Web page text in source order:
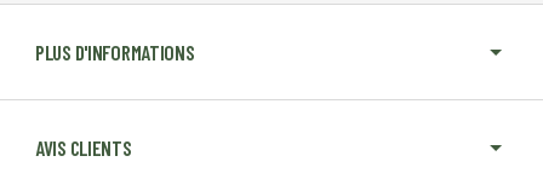
PLUS D'INFORMATIONS
AVIS CLIENTS